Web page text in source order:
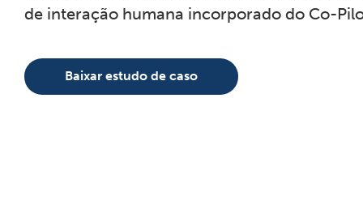
de interação humana incorporado do Co-
Baixar estudo de caso